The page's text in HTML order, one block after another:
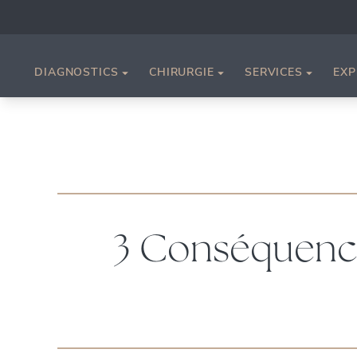
DIAGNOSTICS CHIRURGIE SERVICES
3